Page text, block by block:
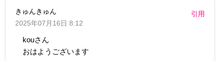
きゅんきゅん
2025年07月16日 8:12
引用
kouさん
おはようございます